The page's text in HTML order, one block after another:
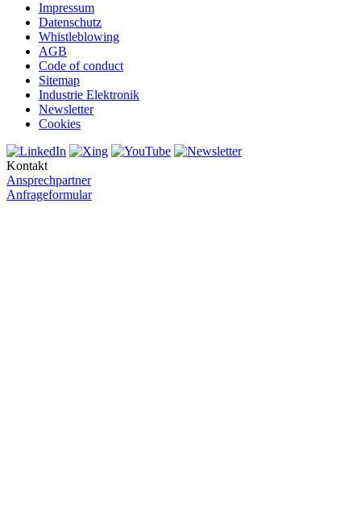
Impressum
Datenschutz
Whistleblowing
AGB
Code of conduct
Sitemap
Industrie Elektronik
Newsletter
Cookies
Kontakt
Ansprechpartner
Anfrageformular